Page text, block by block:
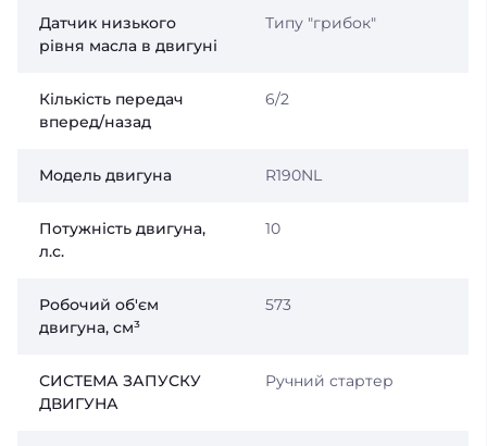
Датчик низького
рівня масла в двигуні
Типу "грибок"
Кількість передач
вперед/назад
6/2
Модель двигуна R190NL
Потужність двигуна,
л.с.
10
Робочий об'єм
двигуна, см³
573
СИСТЕМА ЗАПУСКУ
ДВИГУНА
Ручний стартер